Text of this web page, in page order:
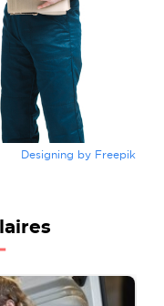
Designing by Freepik